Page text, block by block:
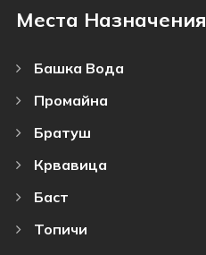
Места Назначения
Башка Bода
Промайна
Братуш
Крвавица
Баст
Топичи